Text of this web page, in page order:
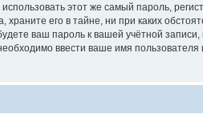
этот же самый пароль,
его в тайне, ни при каких
ваш пароль к вашей учётной
ввести ваше имя